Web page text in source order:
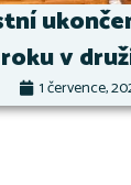
roku v
1 července,